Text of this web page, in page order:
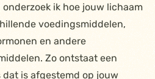
ik hoe jouw lichaam
voedingsmiddelen,
en andere
Zo ontstaat een
dat is afgestemd op jouw